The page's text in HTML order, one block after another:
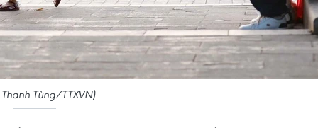
Tùng/TTXVN)